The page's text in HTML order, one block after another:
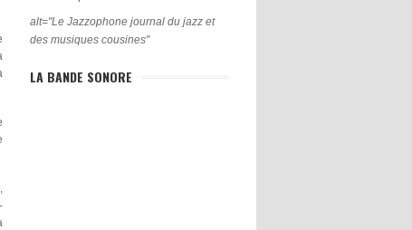
,
alt="Le Jazzophone journal du jazz et
des musiques cousines"
LA BANDE SONORE